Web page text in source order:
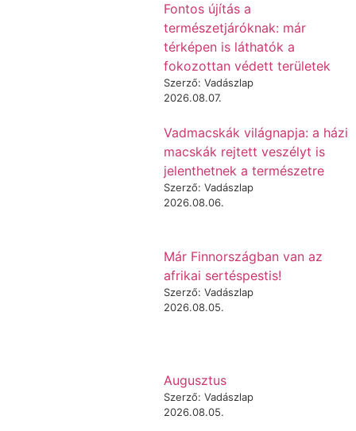
Fontos újítás a
természetjáróknak: már
térképen is láthatók a
fokozottan védett területek
Szerző: Vadászlap
2026.08.07.
Vadmacskák világnapja: a házi
macskák rejtett veszélyt is
jelenthetnek a természetre
Szerző: Vadászlap
2026.08.06.
Már Finnországban van az
afrikai sertéspestis!
Szerző: Vadászlap
2026.08.05.
Augusztus
Szerző: Vadászlap
2026.08.05.